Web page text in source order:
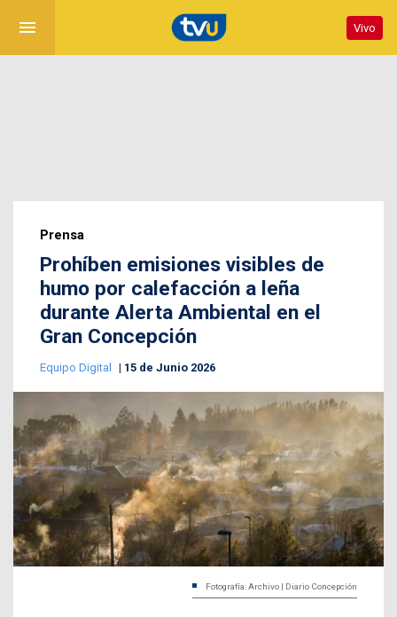
menu Vivo
Prensa
Prohíben emisiones visibles de
humo por calefacción a leña
durante Alerta Ambiental en el
Gran Concepción
Equipo Digital 15 de Junio 2026
Fotografía: Archivo | Diario Concepción